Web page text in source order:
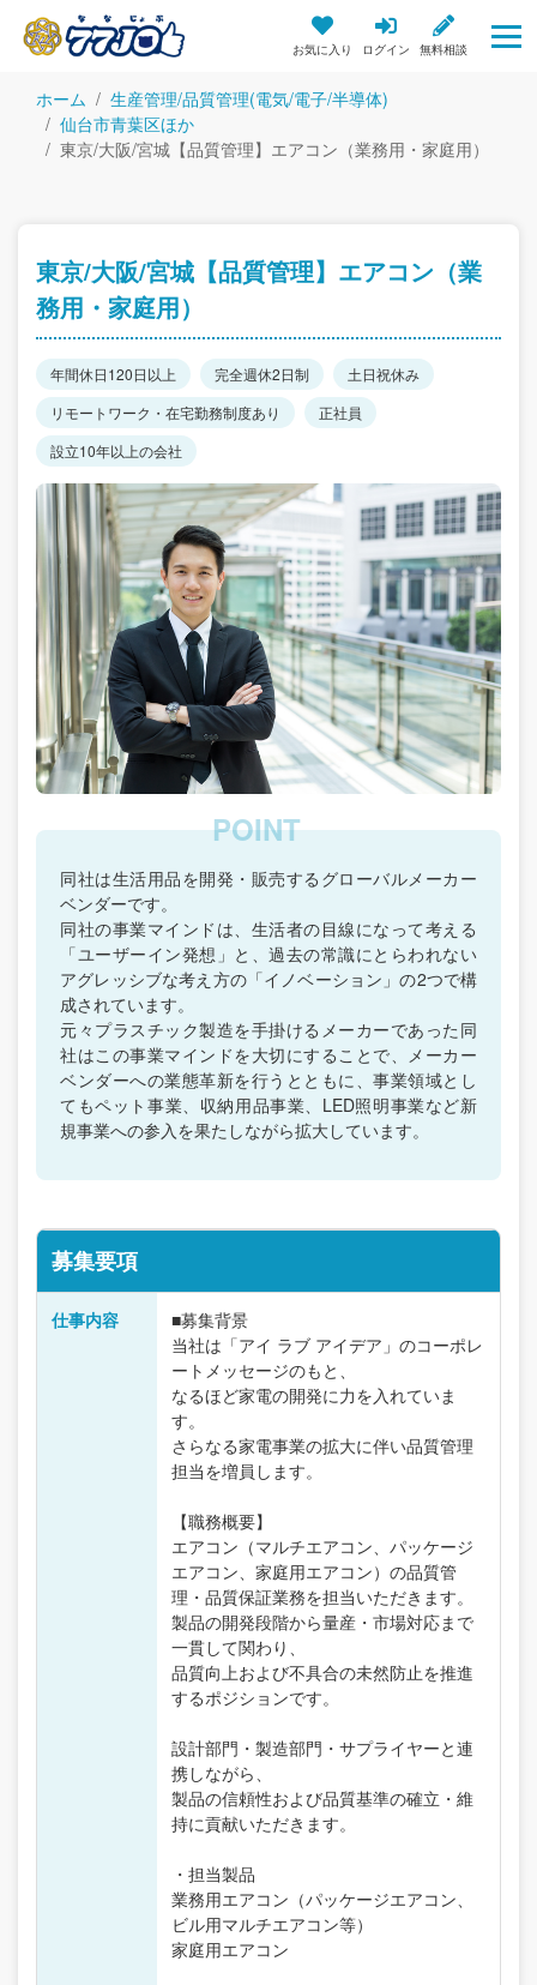
お気に入り ログイン 無料相談
ホーム
生産管理/品質管理(電気/電子/半導体)
仙台市青葉区ほか
東京/大阪/宮城【品質管理】エアコン（業務用・家庭用）
東京/大阪/宮城【品質管理】エアコン（業
務用・家庭用）
年間休日120日以上 完全週休2日制
土日祝休み
リモートワーク・在宅勤務制度あり
正社員
設立10年以上の会社
同社は生活用品を開発・販売するグローバルメーカー
ベンダーです。
同社の事業マインドは、生活者の目線になって考える
「ユーザーイン発想」と、過去の常識にとらわれない
アグレッシブな考え方の「イノベーション」の2つで構
成されています。
元々プラスチック製造を手掛けるメーカーであった同
社はこの事業マインドを大切にすることで、メーカー
ベンダーへの業態革新を行うとともに、事業領域とし
てもペット事業、収納用品事業、LED照明事業など新
規事業への参入を果たしながら拡大しています。
募集要項
仕事内容
■募集背景
当社は「アイ ラブ アイデア」のコーポレ
ートメッセージのもと、
なるほど家電の開発に力を入れていま
す。
さらなる家電事業の拡大に伴い品質管理
担当を増員します。
【職務概要】
エアコン（マルチエアコン、パッケージ
エアコン、家庭用エアコン）の品質管
理・品質保証業務を担当いただきます。
製品の開発段階から量産・市場対応まで
一貫して関わり、
品質向上および不具合の未然防止を推進
するポジションです。
設計部門・製造部門・サプライヤーと連
携しながら、
製品の信頼性および品質基準の確立・維
持に貢献いただきます。
・担当製品
業務用エアコン（パッケージエアコン、
ビル用マルチエアコン等）
家庭用エアコン